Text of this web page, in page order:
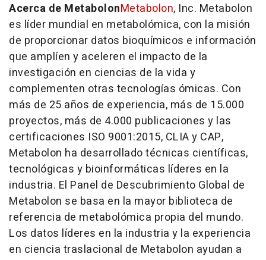
Acerca de MetabolonMetabolon, Inc. Metabolon
es líder mundial en metabolómica, con la misión
de proporcionar datos bioquímicos e información
que amplíen y aceleren el impacto de la
investigación en ciencias de la vida y
complementen otras tecnologías ómicas. Con
más de 25 años de experiencia, más de 15.000
proyectos, más de 4.000 publicaciones y las
certificaciones ISO 9001:2015, CLIA y CAP,
Metabolon ha desarrollado técnicas científicas,
tecnológicas y bioinformáticas líderes en la
industria. El Panel de Descubrimiento Global de
Metabolon se basa en la mayor biblioteca de
referencia de metabolómica propia del mundo.
Los datos líderes en la industria y la experiencia
en ciencia traslacional de Metabolon ayudan a